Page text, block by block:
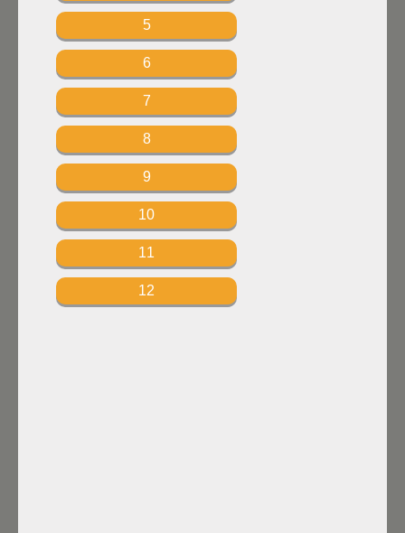
5
6
7
8
9
10
11
12